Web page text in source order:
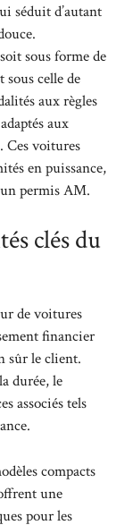
séduit d’autant
sous forme de
celle de
aux règles
aux
Ces voitures
en puissance,
un permis AM.
clés du
de voitures
financier
sûr le client.
durée, le
associés tels
compacts
une
pour les